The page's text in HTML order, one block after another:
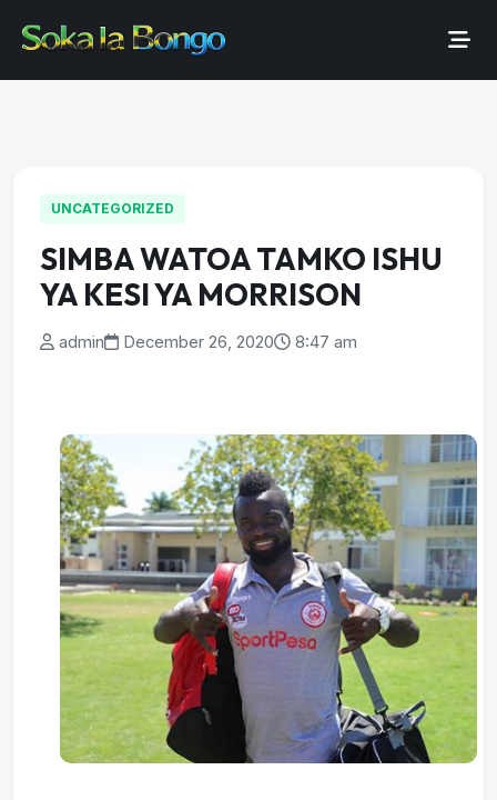
UNCATEGORIZED
SIMBA WATOA TAMKO ISHU
YA KESI YA MORRISON
admin December 26, 2020 8:47 am